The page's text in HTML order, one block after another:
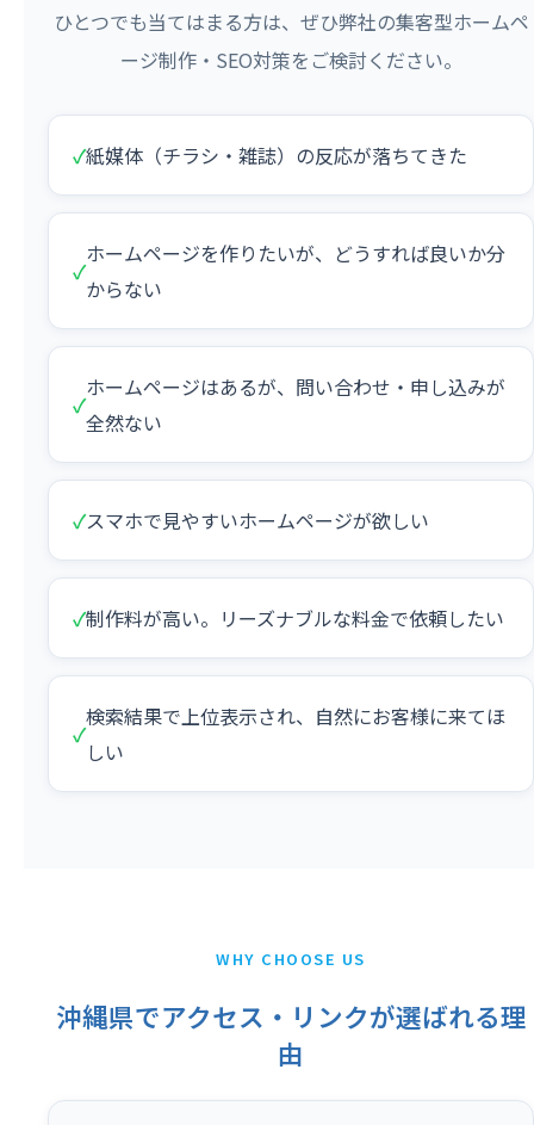
ひとつでも当てはまる方は、ぜひ弊社の集客型ホームペ
ージ制作・SEO対策をご検討ください。
✓紙媒体（チラシ・雑誌）の反応が落ちてきた
✓
ホームページを作りたいが、どうすれば良いか分
からない
✓
ホームページはあるが、問い合わせ・申し込みが
全然ない
✓スマホで見やすいホームページが欲しい
✓制作料が高い。リーズナブルな料金で依頼したい
✓
検索結果で上位表示され、自然にお客様に来てほ
しい
WHY CHOOSE US
沖縄県でアクセス・リンクが選ばれる理
由